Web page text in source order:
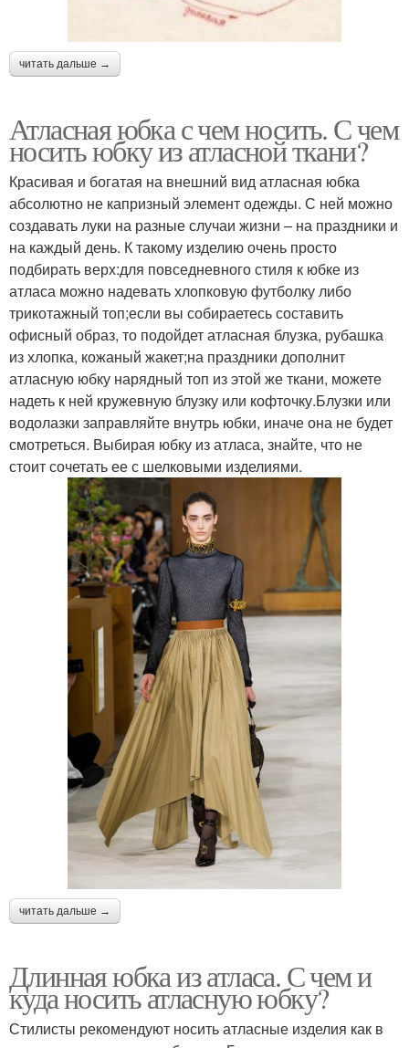
читать дальше →
Атласная юбка с чем носить. С чем
носить юбку из атласной ткани?
Красивая и богатая на внешний вид атласная юбка
абсолютно не капризный элемент одежды. С ней можно
создавать луки на разные случаи жизни – на праздники и
на каждый день. К такому изделию очень просто
подбирать верх:для повседневного стиля к юбке из
атласа можно надевать хлопковую футболку либо
трикотажный топ;если вы собираетесь составить
офисный образ, то подойдет атласная блузка, рубашка
из хлопка, кожаный жакет;на праздники дополнит
атласную юбку нарядный топ из этой же ткани, можете
надеть к ней кружевную блузку или кофточку.Блузки или
водолазки заправляйте внутрь юбки, иначе она не будет
смотреться. Выбирая юбку из атласа, знайте, что не
стоит сочетать ее с шелковыми изделиями.
читать дальше →
Длинная юбка из атласа. С чем и
куда носить атласную юбку?
Стилисты рекомендуют носить атласные изделия как в